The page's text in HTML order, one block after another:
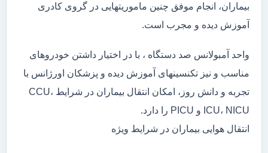
بیماران، انجام موفق چنین ماموریتهایی در گروی کادری
آموزش دیده و مجرب است.
واحد آمبولانس صد دستگاه ، با در اختیار داشتن خودروهای
مناسب و نیز تکنسینهای آموزش دیده و پزشکان اورژانس با
تجربه و دانش روز، امکان انتقال بیماران در شرایط CCU،
ICU، NICU و PICU را دارد.
انتقال هوایی بیماران در شرایط ویژه